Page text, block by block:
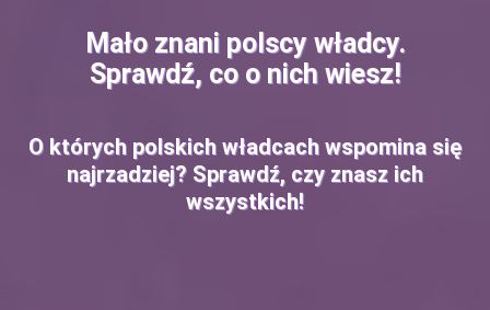
Mało znani polscy władcy.
Sprawdź, co o nich wiesz!
O których polskich władcach wspomina się
najrzadziej? Sprawdź, czy znasz ich
wszystkich!